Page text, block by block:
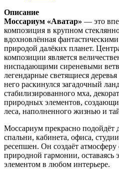
Описание
Моссариум «Аватар» — это
композиция в крупном
вдохновлённая
природой далёких планет.
композиции является
ниспадающими сиреневыми
легендарные светящиеся
него раскинулся загадочный
стабилизированного мха,
природных элементов,
леса, наполненного жизнью и
Моссариум прекрасно подойдёт
спальни, кабинета, офиса,
ресепшен. Он создаёт
природной гармонии,
элементом в любом интерьере.